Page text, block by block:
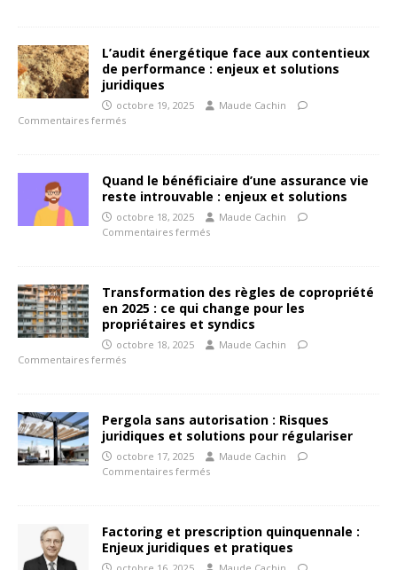
L’audit énergétique face aux contentieux
de performance : enjeux et solutions
juridiques
octobre 19, 2025
Maude Cachin
Commentaires fermés
Quand le bénéficiaire d’une assurance vie
reste introuvable : enjeux et solutions
octobre 18, 2025
Maude Cachin
Commentaires fermés
Transformation des règles de copropriété
en 2025 : ce qui change pour les
propriétaires et syndics
octobre 18, 2025
Maude Cachin
Commentaires fermés
Pergola sans autorisation : Risques
juridiques et solutions pour régulariser
octobre 17, 2025
Maude Cachin
Commentaires fermés
Factoring et prescription quinquennale :
Enjeux juridiques et pratiques